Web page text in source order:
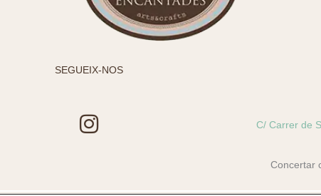
SEGUEIX-NOS
I
n
C/ Carrer de
Concertar